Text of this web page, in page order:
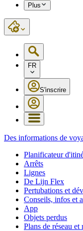
Plus
FR
S'inscrire
Des informations de
Planificateur
Arrêts
Lignes
De Lijn Flex
Pertubations et
Conseils, infos et
App
Objets perdus
Plans de réseau